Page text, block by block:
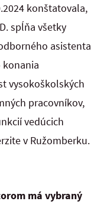
konštatovala,
spĺňa všetky
asistenta
konania
vysokoškolských
pracovníkov,
vedúcich
v Ružomberku.
má vybraný